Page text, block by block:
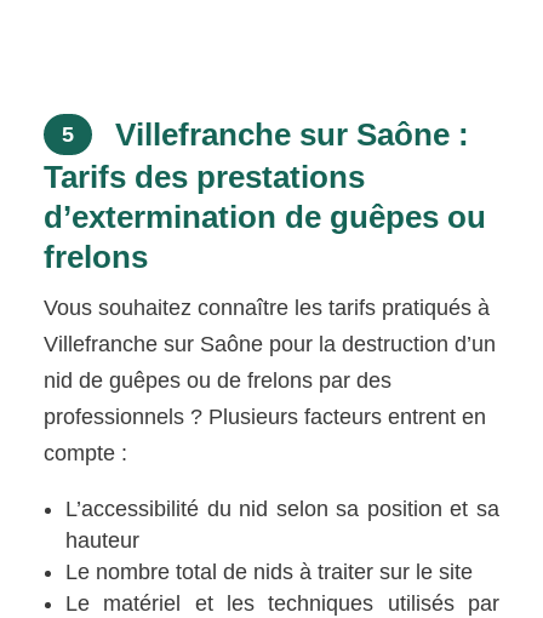
5
Villefranche sur Saône :
Tarifs des prestations
d’extermination de guêpes ou
frelons
Vous souhaitez connaître les tarifs pratiqués à
Villefranche sur Saône pour la destruction d’un
nid de guêpes ou de frelons par des
professionnels ? Plusieurs facteurs entrent en
compte :
L’accessibilité du nid selon sa position et sa
hauteur
Le nombre total de nids à traiter sur le site
Le matériel et les techniques utilisés par